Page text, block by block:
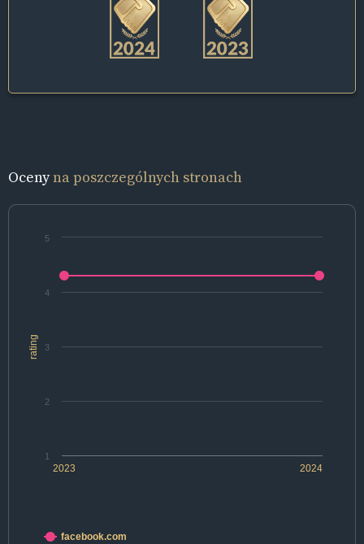
Ocenyna poszczególnych stronach
rating
2023 2024
1
2
3
4
5
facebook.com